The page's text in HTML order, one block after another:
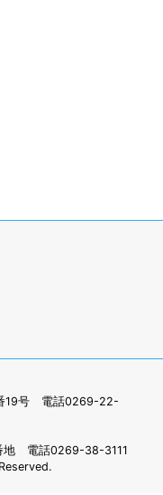
19号 電話0269-22-
地 電話0269-38-3111